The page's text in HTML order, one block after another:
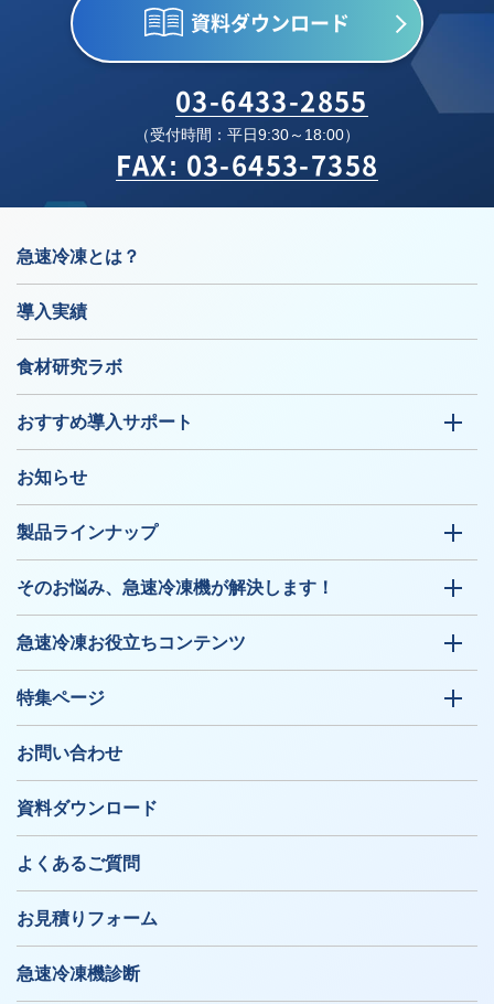
資料ダウンロード
03-6433-2855
（受付時間：平日9:30～18:00）
FAX: 03-6453-7358
急速冷凍とは？
導入実績
食材研究ラボ
おすすめ導入サポート
お知らせ
製品ラインナップ
そのお悩み、急速冷凍機が解決します！
急速冷凍お役立ちコンテンツ
特集ページ
お問い合わせ
資料ダウンロード
よくあるご質問
お見積りフォーム
急速冷凍機診断